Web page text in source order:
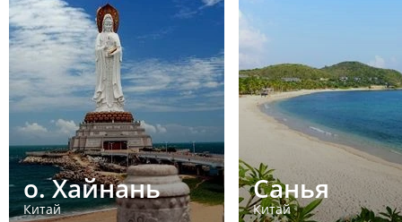
о. Хайнань
Китай
Санья
Китай